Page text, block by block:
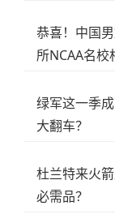
恭喜！中国
所NCAA名校
绿军这一季
大翻车？
杜兰特来火
必需品？